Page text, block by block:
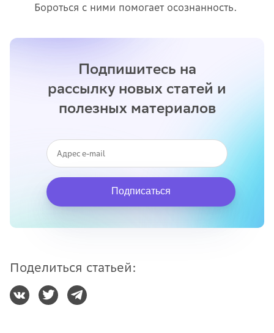
Бороться с ними помогает осознанность.
Подпишитесь на
рассылку новых статей и
полезных материалов
Подписаться
Поделиться статьей: